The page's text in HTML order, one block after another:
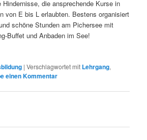
die ansprechende Kurse in
von E bis L erlaubten. Bestens organisiert
schöne Stunden am Pichersee mit
Buffet und Anbaden im See!
|Verschlagwortet mit Lehrgang,
einen Kommentar